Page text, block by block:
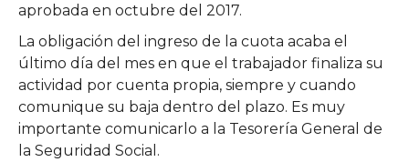
aprobada en octubre del 2017.
La obligación del ingreso de la cuota acaba el
último día del mes en que el trabajador finaliza su
actividad por cuenta propia, siempre y cuando
comunique su baja dentro del plazo. Es muy
importante comunicarlo a la Tesorería General de
la Seguridad Social.